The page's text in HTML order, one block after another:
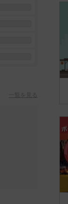
一覧を見る